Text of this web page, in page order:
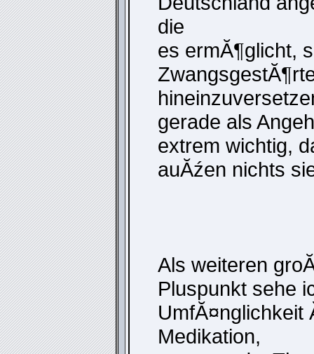
die
es ermĂ¶glicht,
gerade als
extrem wichtig,
auĂźen nichts
Als weiteren
Pluspunkt sehe
UmfĂ¤nglichkeit
Medikation,